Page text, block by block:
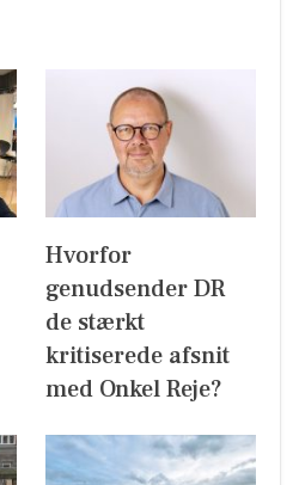
Hvorfor
genudsender DR
de stærkt
kritiserede afsnit
med Onkel Reje?